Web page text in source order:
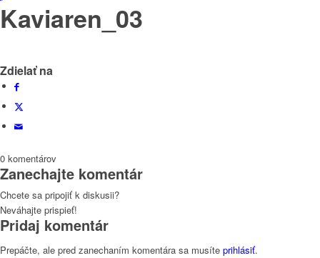
Kaviaren_03
Zdielať na
0 komentárov
Zanechajte komentár
Chcete sa pripojiť k diskusii?
Neváhajte prispieť!
Pridaj komentár
Prepáčte, ale pred zanechaním komentára sa musíte prihlásiť.